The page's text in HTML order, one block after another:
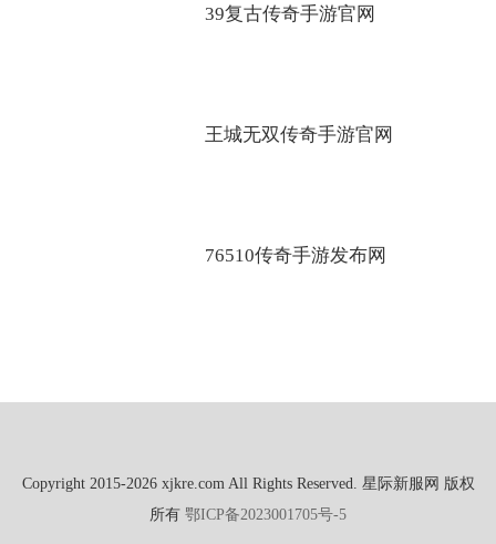
39复古传奇手游官网
王城无双传奇手游官网
76510传奇手游发布网
Copyright 2015-2026 xjkre.com All Rights Reserved. 星际新服网 版权
所有 鄂ICP备2023001705号-5